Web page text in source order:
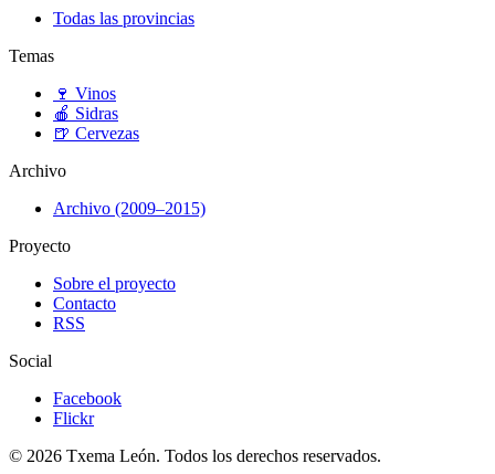
Todas las provincias
Temas
🍷 Vinos
🍎 Sidras
🍺 Cervezas
Archivo
Archivo (2009–2015)
Proyecto
Sobre el proyecto
Contacto
RSS
Social
Facebook
Flickr
© 2026 Txema León. Todos los derechos reservados.